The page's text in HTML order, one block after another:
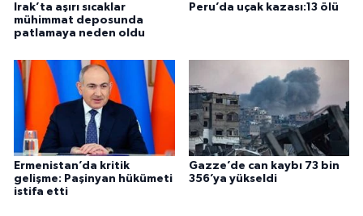
Irak’ta aşırı sıcaklar
mühimmat deposunda
patlamaya neden oldu
Peru’da uçak kazası:13 ölü
Ermenistan’da kritik
gelişme: Paşinyan hükümeti
istifa etti
Gazze’de can kaybı 73 bin
356’ya yükseldi